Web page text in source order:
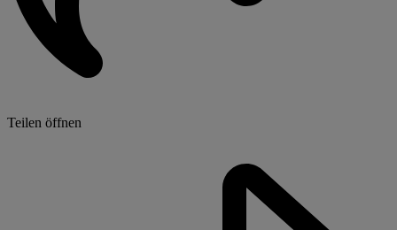
Teilen öffnen